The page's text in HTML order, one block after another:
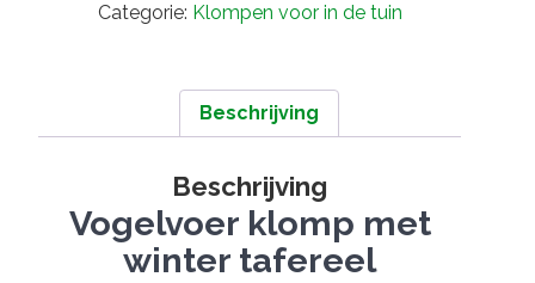
Categorie: Klompen voor in de tuin
Beschrijving
Beschrijving
Vogelvoer klomp met
winter tafereel